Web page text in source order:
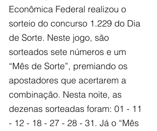
Econômica Federal realizou o
sorteio do concurso 1.229 do Dia
de Sorte. Neste jogo, são
sorteados sete números e um
“Mês de Sorte”, premiando os
apostadores que acertarem a
combinação. Nesta noite, as
dezenas sorteadas foram: 01 - 11
- 12 - 18 - 27 - 28 - 31. Já o “Mês